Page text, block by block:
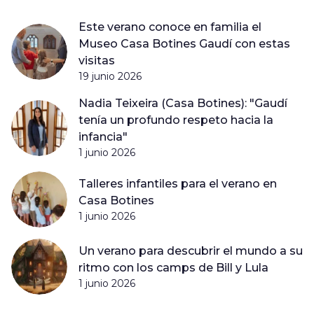
Este verano conoce en familia el
Museo Casa Botines Gaudí con estas
visitas
19 junio 2026
Nadia Teixeira (Casa Botines): "Gaudí
tenía un profundo respeto hacia la
infancia"
1 junio 2026
Talleres infantiles para el verano en
Casa Botines
1 junio 2026
Un verano para descubrir el mundo a su
ritmo con los camps de Bill y Lula
1 junio 2026